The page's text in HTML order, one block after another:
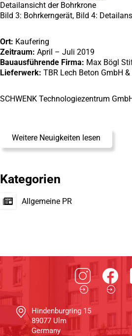
Detailansicht der Bohrkrone
Bild 3: Bohrkerngerät, Bild 4:
Ort: Kaufering
Zeitraum: April – Juli 2019
Bauausführende Firma: Max Bögl
Lieferwerk: TBR Lech Beton GmbH
SCHWENK Technologiezentrum
Weitere Neuigkeiten lesen
Kategorien
Allgemeine PR
Hindenburgring 15
89077 Ulm
Germany